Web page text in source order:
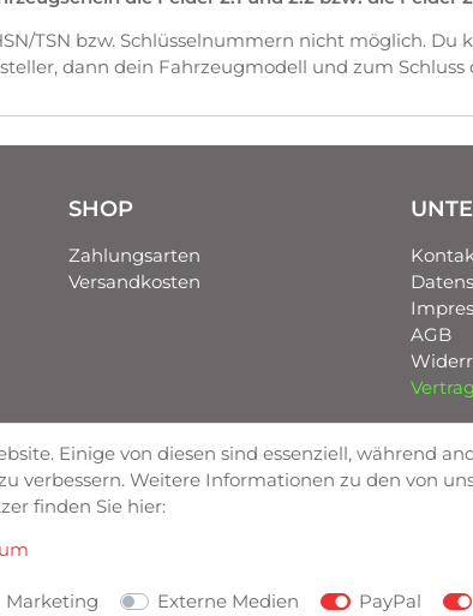
TSN bzw. Schlüsselnummern nicht möglich.
dann dein Fahrzeugmodell und zum
SHOP
Zahlungsarten
Versandkosten
AGB
Einige von diesen sind essenziell, während
verbessern. Weitere Informationen zu den von
finden Sie hier:
Marketing Externe Medien PayPal